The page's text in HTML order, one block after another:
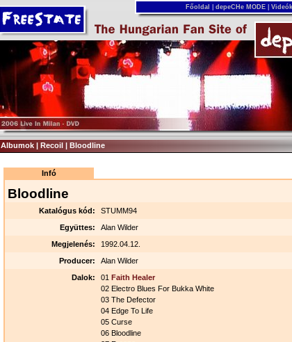
Főoldal depeCHe MODE Videók
Albumok | Recoil | Bloodline
Infó
Bloodline
Katalógus kód:
STUMM94
Együttes:
Alan Wilder
Megjelenés:
1992.04.12.
Producer:
Alan Wilder
Dalok:
01 Faith Healer
02 Electro Blues For Bukka White
03 The Defector
04 Edge To Life
05 Curse
06 Bloodline